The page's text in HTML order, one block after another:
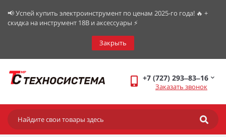
📢 Успей купить электроинструмент по ценам 2025-го года! 🔥 +
скидка на инструмент 18В и аксессуары ⚡️
Закрыть
+7 (727) 293‒83‒16
Заказать звонок